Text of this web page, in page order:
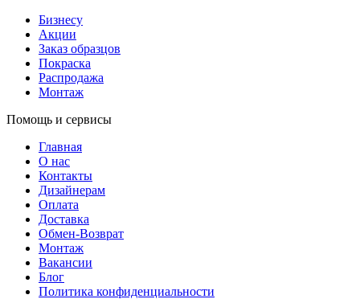
Бизнесу
Акции
Заказ образцов
Покраска
Распродажа
Монтаж
Помощь и сервисы
Главная
О нас
Контакты
Дизайнерам
Оплата
Доставка
Обмен-Возврат
Монтаж
Вакансии
Блог
Политика конфиденциальности